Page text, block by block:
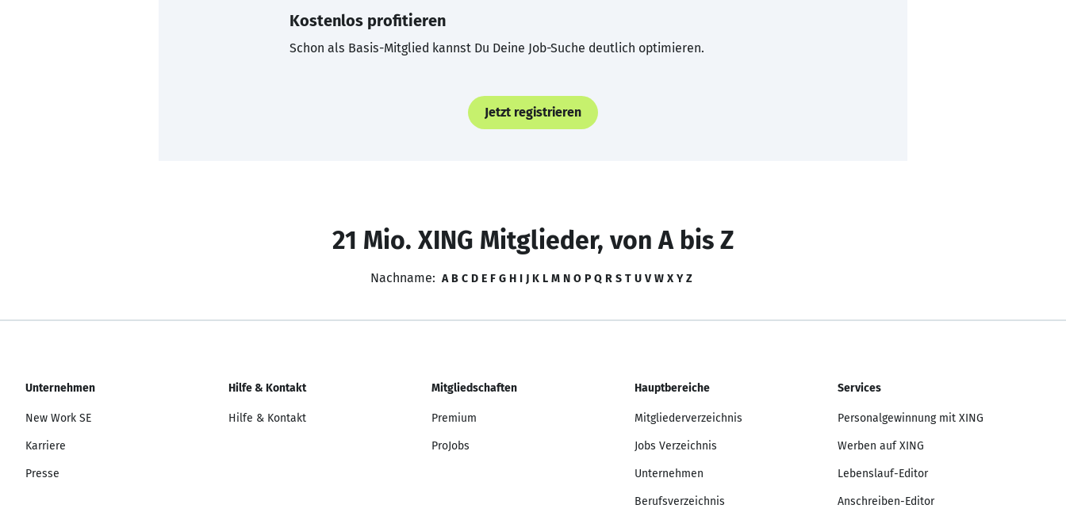
Kostenlos profitieren
Schon als Basis-Mitglied kannst Du Deine Job-Suche deutlich optimieren.
Jetzt registrieren
21 Mio. XING Mitglieder, von A bis Z
Nachname: A B C D E F G H I J K L M N O P Q R S T U V W X Y Z
Unternehmen
New Work SE
Karriere
Presse
Hilfe & Kontakt
Hilfe & Kontakt
Mitgliedschaften
Premium
ProJobs
Hauptbereiche
Mitgliederverzeichnis
Jobs Verzeichnis
Unternehmen
Berufsverzeichnis
Services
Personalgewinnung mit XING
Werben auf XING
Lebenslauf-Editor
Anschreiben-Editor